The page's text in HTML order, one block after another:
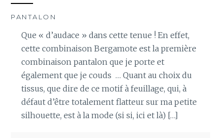
PANTALON
Que « d’audace » dans cette tenue ! En effet,
cette combinaison Bergamote est la première
combinaison pantalon que je porte et
également que je couds … Quant au choix du
tissus, que dire de ce motif à feuillage, qui, à
défaut d’être totalement flatteur sur ma petite
silhouette, est à la mode (si si, ici et là) […]